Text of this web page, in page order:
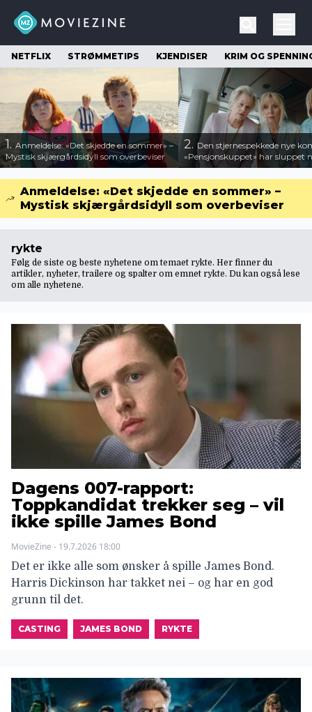
NETFLIX STRØMMETIPS KJENDISER KRIM OG
1.Anmeldelse: «Det skjedde en sommer» –
Mystisk skjærgårdsidyll som overbeviser
2. Den stjernespekkede nye
«Pensjonskuppet» har sluppet
Anmeldelse: «Det skjedde en sommer» –
Mystisk skjærgårdsidyll som overbeviser
rykte
Følg de siste og beste nyhetene om temaet rykte. Her finner du
artikler, nyheter, trailere og spalter om emnet rykte. Du kan også lese
om alle nyhetene.
Dagens 007-rapport:
Toppkandidat trekker seg – vil
ikke spille James Bond
MovieZine - 19.7.2026 18:00
Det er ikke alle som ønsker å spille James Bond.
Harris Dickinson har takket nei – og har en god
grunn til det.
CASTING JAMES BOND RYKTE